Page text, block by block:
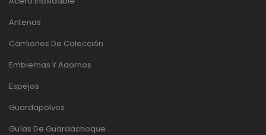
Antenas
Camiones De Colección
Emblemas Y Adornos
Espejos
Guardapolvos
Guías De Guardachoque